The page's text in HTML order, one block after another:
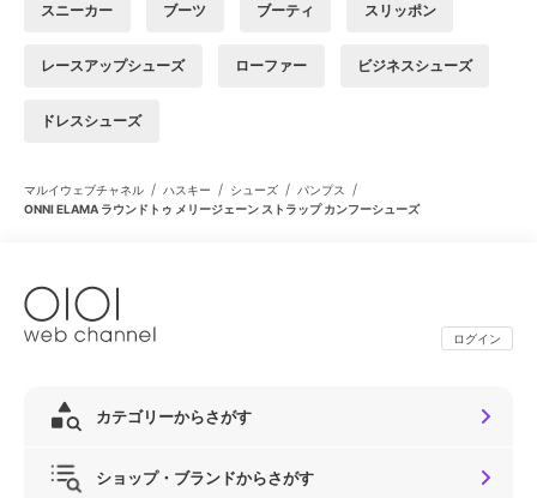
スニーカー ブーツ ブーティ スリッポン
レースアップシューズ ローファー ビジネスシューズ
ドレスシューズ
マルイウェブチャネル / ハスキー / シューズ / パンプス /
ONNI ELAMA ラウンドトゥ メリージェーン ストラップ カンフーシューズ
ログイン
カテゴリーからさがす
ショップ・ブランドからさがす